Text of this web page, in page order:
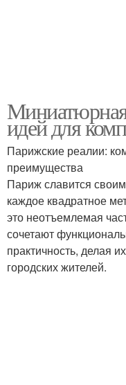
идей для
Парижские реалии:
преимущества
Париж славится
каждое квадратное
это неотъемлемая
сочетают
практичность, делая
городских жителей.